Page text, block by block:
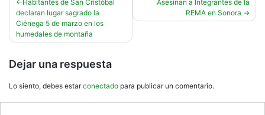
de
entradas
Habitantes de San Cristóbal
declaran lugar sagrado la
Ciénega 5 de marzo en los
humedales de montaña
Asesinan a Integrantes de la
REMA en Sonora
Dejar una respuesta
Lo siento, debes estarconectado para publicar un comentario.